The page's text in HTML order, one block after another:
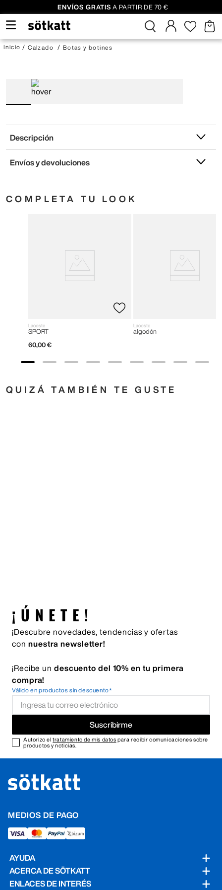
ENVÍOS GRATIS A PARTIR DE 70 €
Calzado Botas y botines
Descripción
Envíos y devoluciones
COMPLETA TU LOOK
Lacoste
SPORT
60,00 €
Lacoste
algodón
QUIZÁ TAMBIÉN TE GUSTE
¡ÚNETE!
¡Descubre novedades, tendencias y ofertas
con nuestra newsletter!
¡Recibe un descuento del 10% en tu primera
compra!
Válido en productos sin descuento*
Suscribirme
Autorizo eltratamiento de mis datos para recibir comunicaciones sobre
productos y noticias.
MEDIOS DE PAGO
AYUDA
ACERCA DE SÖTKATT
ENLACES DE INTERÉS